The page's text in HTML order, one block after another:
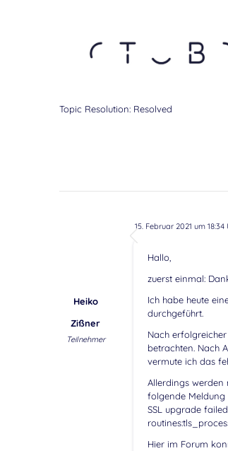
Topic Resolution: Resolved
15. Februar 2021 um 18:34
Heiko
Zißner
Teilnehmer
Hallo,
zuerst einmal:
Ich habe heute
durchgeführt.
Nach
betrachten. Nach
vermute ich das
Allerdings werden
folgende Meldung
SSL upgrade
Hier im Forum